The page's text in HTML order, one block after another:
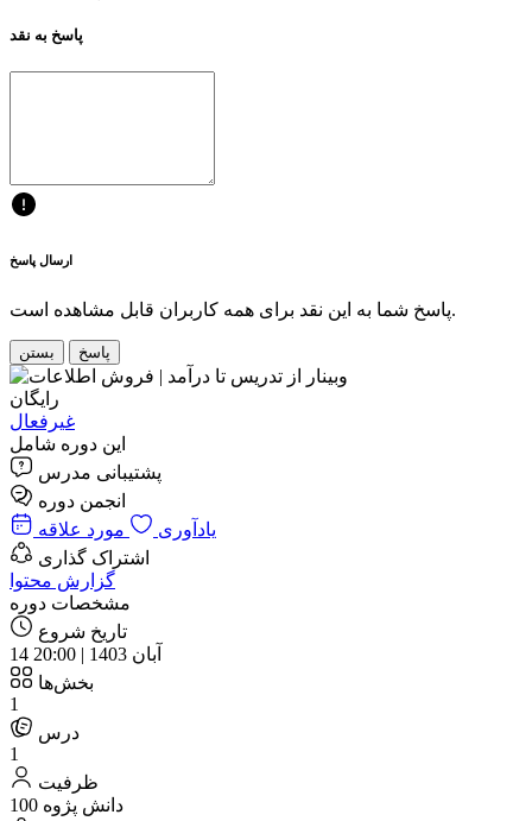
پاسخ به نقد
ارسال پاسخ
پاسخ شما به این نقد برای همه کاربران قابل مشاهده است.
بستن پاسخ
رایگان
غیرفعال
این دوره شامل
پشتیبانی مدرس
یادآوری
مورد علاقه
اشتراک گذاری
گزارش محتوا
مشخصات دوره
تاریخ شروع
14 آبان 1403 | 20:00
بخش‌ها
1
درس
1
ظرفیت
100 دانش پژوه